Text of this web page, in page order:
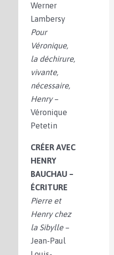
Werner
Lambersy
Pour
Véronique,
la déchirure,
vivante,
nécessaire,
Henry–
Véronique
Petetin
CRÉER AVEC
HENRY
BAUCHAU –
ÉCRITURE
Pierre et
Henry chez
la Sibylle–
Jean-Paul